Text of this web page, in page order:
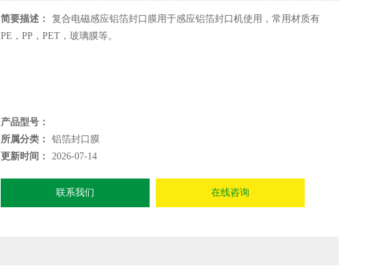
简要描述：
复合电磁感应铝箔封口膜用于感应铝箔封口机使用，常用材质有
PE，PP，PET，玻璃膜等。
产品型号：
所属分类：
铝箔封口膜
更新时间：
2026-07-14
联系我们 在线咨询